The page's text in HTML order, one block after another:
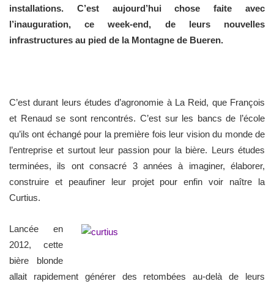
installations. C’est aujourd’hui chose faite avec
l’inauguration, ce week-end, de leurs nouvelles
infrastructures au pied de la Montagne de Bueren.
C’est durant leurs études d’agronomie à La Reid, que François
et Renaud se sont rencontrés. C’est sur les bancs de l’école
qu’ils ont échangé pour la première fois leur vision du monde de
l’entreprise et surtout leur passion pour la bière. Leurs études
terminées, ils ont consacré 3 années à imaginer, élaborer,
construire et peaufiner leur projet pour enfin voir naître la
Curtius.
Lancée en
2012, cette
bière blonde
allait rapidement générer des retombées au-delà de leurs